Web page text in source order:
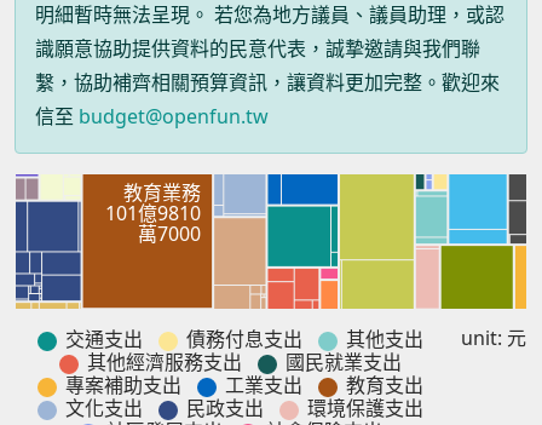
明細暫時無法呈現。 若您為地方議員、議員助理，或認
識願意協助提供資料的民意代表，誠摯邀請與我們聯
繫，協助補齊相關預算資訊，讓資料更加完整。歡迎來
信至 budget@openfun.tw
交通支出 債務付息支出
其他支出
其他經濟服務支出
國民就業支出
專案補助支出
工業支出
教育支出
文化支出
民政支出
環境保護支出
教育業務
101億9810
萬7000
unit: 元
交通支出 債務付息支出
其他支出
其他經濟服務支出
國民就業支出
專案補助支出
工業支出
教育支出
文化支出
民政支出
環境保護支出